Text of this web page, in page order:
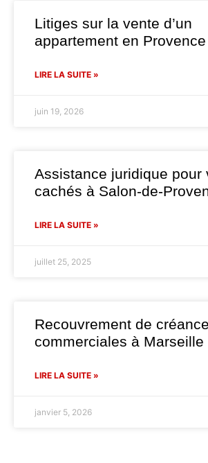
Litiges sur la vente d’un
appartement en Provence
LIRE LA SUITE »
juin 19, 2026
Assistance juridique pour
cachés à Salon-de-
LIRE LA SUITE »
juillet 25, 2025
Recouvrement de
commerciales à Marseille
LIRE LA SUITE »
janvier 5, 2026